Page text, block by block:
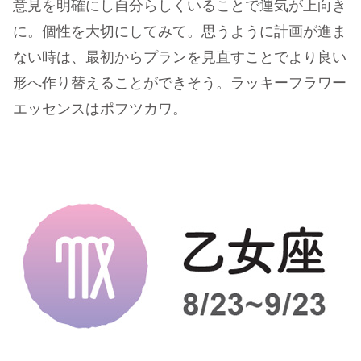
意見を明確にし自分らしくいることで運気が上向き
に。個性を大切にしてみて。思うように計画が進ま
ない時は、最初からプランを見直すことでより良い
形へ作り替えることができそう。ラッキーフラワー
エッセンスはポフツカワ。